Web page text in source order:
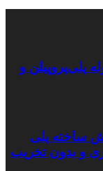
پلی‌پروپیلن و
ساخته پلی
و بدون تخریب